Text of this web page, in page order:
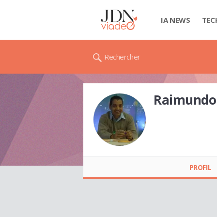
IA NEWS
Rechercher
Raimundo
GUIMARAES
Raimundo
PROFIL